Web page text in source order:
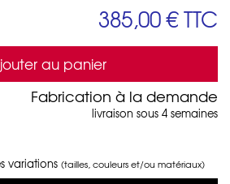
385,00 €TTC
au panier
Fabrication à la demande
livraison sous 4 semaines
variations (tailles, couleurs et/ou matériaux)